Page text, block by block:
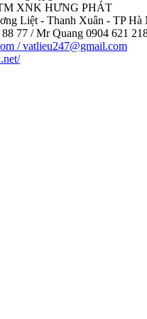
XNK HƯNG PHÁT
Liệt - Thanh Xuân - TP Hà
77 / Mr Quang 0904 621
/ vatlieu247@gmail.com